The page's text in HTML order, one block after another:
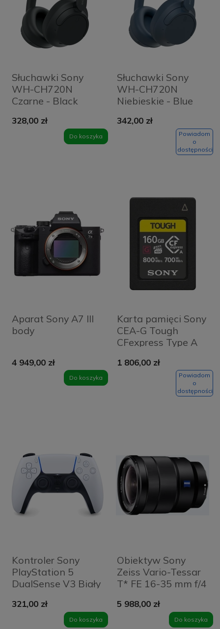
Słuchawki Sony
WH-CH720N
Czarne - Black
328,00 zł
Do koszyka
Słuchawki Sony
WH-CH720N
Niebieskie - Blue
342,00 zł
Powiadom
o
dostępności
Aparat Sony A7 III
body
4 949,00 zł
Do koszyka
Karta pamięci Sony
CEA-G Tough
CFexpress Type A
1 806,00 zł
Powiadom
o
dostępności
Kontroler Sony
PlayStation 5
DualSense V3 Biały
321,00 zł
Do koszyka
Obiektyw Sony
Zeiss Vario-Tessar
T* FE 16-35 mm f/4
(SEL1635Z.SYX)
5 988,00 zł
Do koszyka